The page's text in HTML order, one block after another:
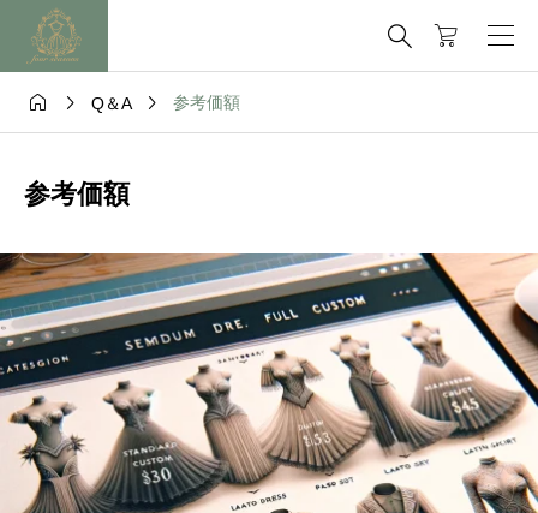

  Q＆A  参考価額
参考価額